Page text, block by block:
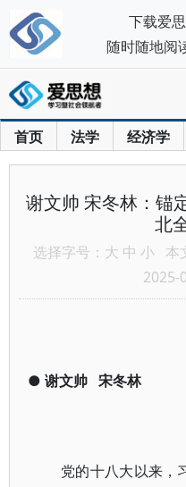
首页 法学 经济学
谢文帅 宋冬林：锚
北
选择字号： 大 中 小 本
2025-
● 谢文帅 宋冬林
党的十八大以来，
下载爱
随时随地阅